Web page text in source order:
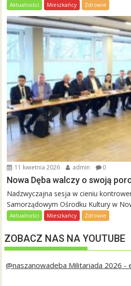
Aktualności Mieszkańcy Zdrowie
11 kwietnia 2026 admin 0
Nowa Dęba walczy o swoją
Nadzwyczajna sesja w cieniu
Samorządowym Ośrodku Kultury w
Aktualności Mieszkańcy Zdrowie
ZOBACZ NAS NA YOUTUBE
@naszanowadeba Militariada 2026 -